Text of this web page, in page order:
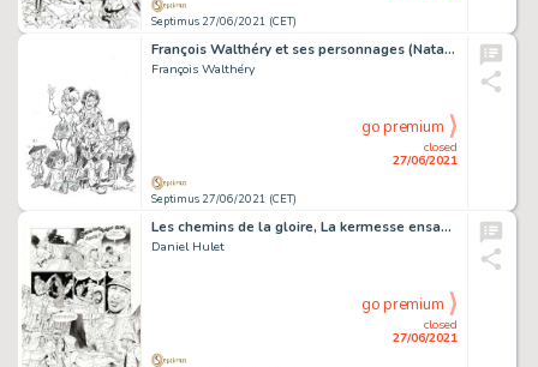
Septimus 27/06/2021 (CET)
François Walthéry et ses personnages (Natacha, Walter,…
François Walthéry
Septimus 27/06/2021 (CET)
closed
27/06/2021
go premium
Les chemins de la gloire, La kermesse ensablée, planche…
Daniel Hulet
closed
27/06/2021
go premium